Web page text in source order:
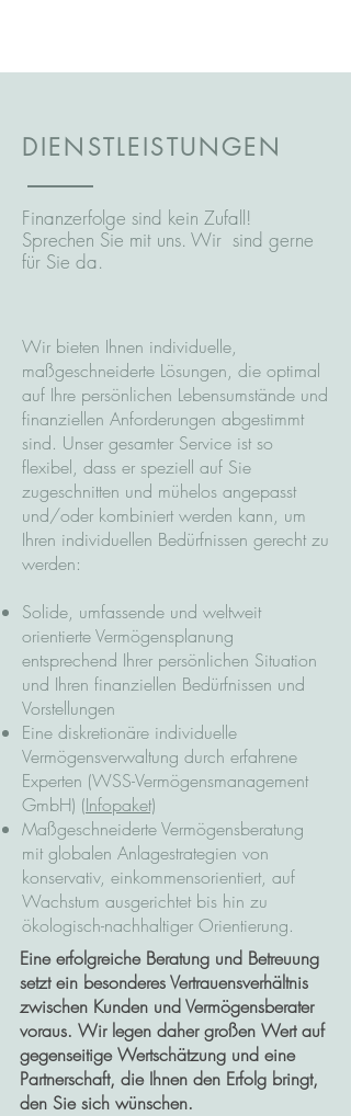
Finanzerfolge sind kein Zufall!
Sprechen Sie mit uns. Wir sind gerne
für Sie da.
DIENSTLEISTUNGEN
Wir bieten Ihnen individuelle,
maßgeschneiderte Lösungen, die optimal
auf Ihre persönlichen Lebensumstände und
finanziellen Anforderungen abgestimmt
sind. Unser gesamter Service ist so
flexibel, dass er speziell auf Sie
zugeschnitten und mühelos angepasst
und/oder kombiniert werden kann, um
Ihren individuellen Bedürfnissen gerecht zu
werden:
Solide, umfassende und weltweit
orientierte Vermögensplanung
entsprechend Ihrer persönlichen Situation
und Ihren finanziellen Bedürfnissen und
Vorstellungen
Eine diskretionäre individuelle
Vermögensverwaltung durch erfahrene
Experten (WSS-Vermögensmanagement
GmbH) (Infopaket)
Maßgeschneiderte Vermögensberatung
mit globalen Anlagestrategien von
konservativ, einkommensorientiert, auf
Wachstum ausgerichtet bis hin zu
ökologisch-nachhaltiger Orientierung.
Eine erfolgreiche Beratung und Betreuung
setzt ein besonderes Vertrauensverhältnis
zwischen Kunden und Vermögensberater
voraus. Wir legen daher großen Wert auf
gegenseitige Wertschätzung und eine
Partnerschaft, die Ihnen den Erfolg bringt,
den Sie sich wünschen.